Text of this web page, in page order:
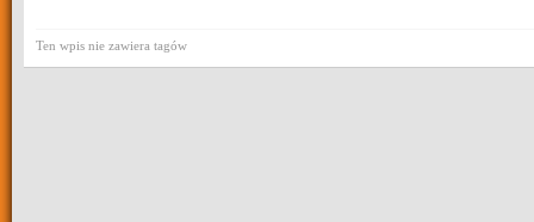
Ten wpis nie zawiera tagów